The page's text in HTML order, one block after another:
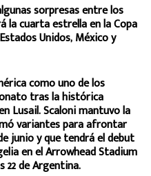
sorpresas entre los
la cuarta estrella en la Copa
Unidos, México y
como uno de los
tras la histórica
Lusail. Scaloni mantuvo la
variantes para afrontar
junio y que tendrá el debut
en el Arrowhead Stadium
22 de Argentina.